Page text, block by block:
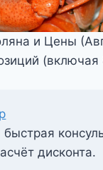
и Цены
(включая
дисконта.